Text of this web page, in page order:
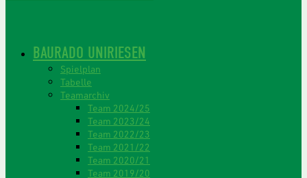
BAURADO UNIRIESEN
Spielplan
Tabelle
Teamarchiv
Team 2024/25
Team 2023/24
Team 2022/23
Team 2021/22
Team 2020/21
Team 2019/20